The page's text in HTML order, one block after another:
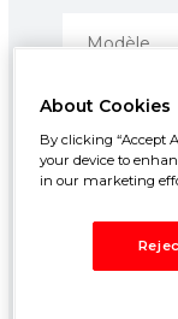
Prix entre:
About Cookies
By clicking “Accept
your device to
in our marketing